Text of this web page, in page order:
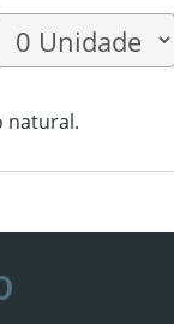
natural.